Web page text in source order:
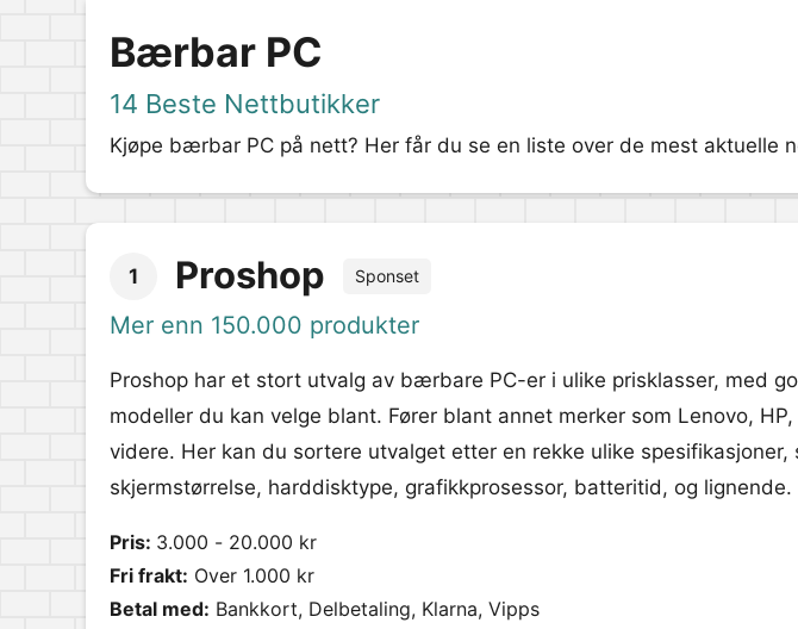
Bærbar PC
14 Beste Nettbutikker
Kjøpe bærbar PC på nett? Her får du se en liste over de mest aktuelle
1 Proshop Sponset
Mer enn 150.000 produkter
Proshop har et stort utvalg av bærbare PC-er i ulike prisklasser, med
modeller du kan velge blant. Fører blant annet merker som Lenovo,
videre. Her kan du sortere utvalget etter en rekke ulike spesifikasjoner,
skjermstørrelse, harddisktype, grafikkprosessor, batteritid, og lignende.
Pris: 3.000 - 20.000 kr
Fri frakt: Over 1.000 kr
Betal med: Bankkort, Delbetaling, Klarna, Vipps